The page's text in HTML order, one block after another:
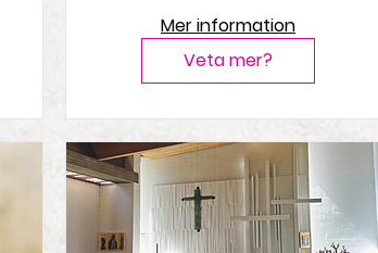
Mer information
Veta mer?